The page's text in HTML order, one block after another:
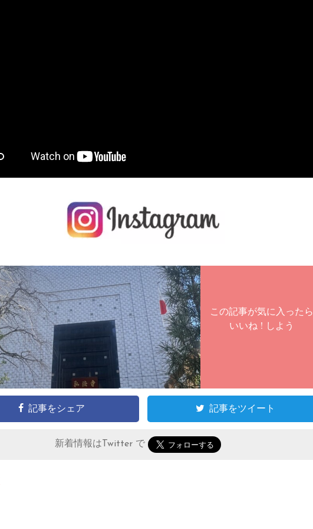
この記事が気に入ったら
いいね ! しよう
記事をシェア 記事をツイート
新着情報はTwitter で